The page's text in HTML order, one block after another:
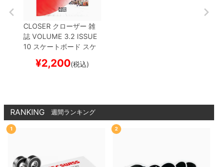
CLOSER クローザー 雑
誌 VOLUME 3.2 ISSUE
10 スケートボード スケ
¥2,200(税込)
RANKING 週間ランキング
1 2